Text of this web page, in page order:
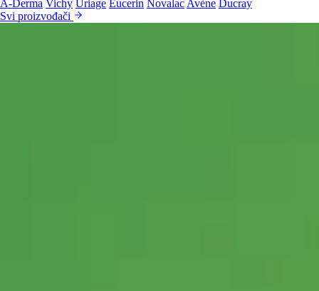
A-Derma Vichy Uriage Eucerin Novalac Avène Ducray
Svi proizvođači